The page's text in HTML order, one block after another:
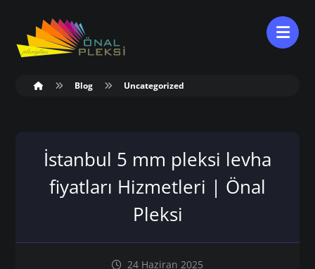
Blog Uncategorized
İstanbul 5 mm pleksi levha
fiyatları Hizmetleri | Önal
Pleksi
24 Haziran 2025